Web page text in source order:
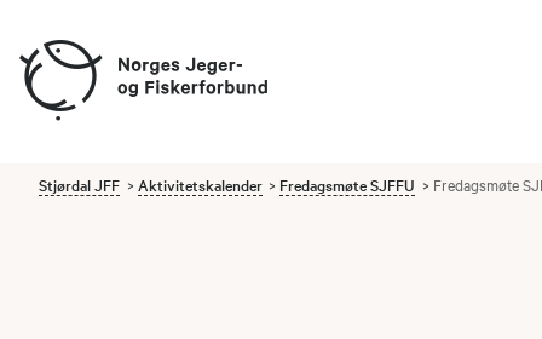
Stjørdal JFF Aktivitetskalender Fredagsmøte SJFFU Fredagsmøte